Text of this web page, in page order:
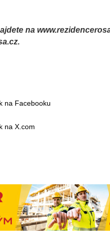
na
na Facebooku
na X.com